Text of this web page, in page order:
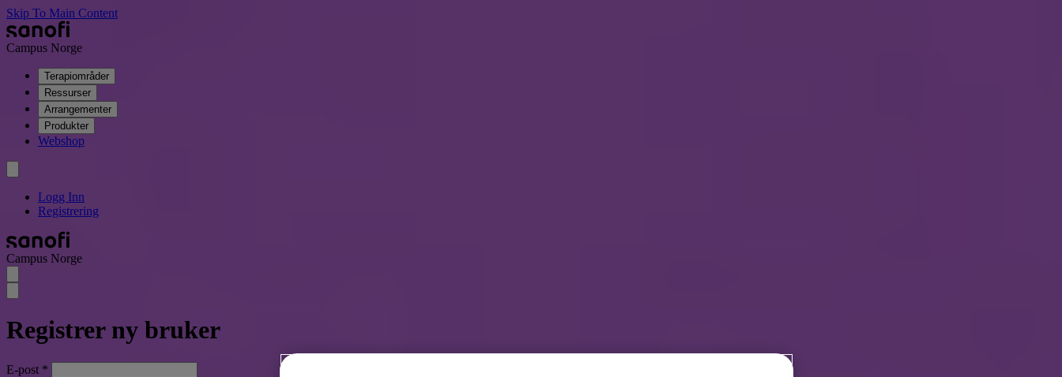
Skip To Main Content
Campus Norge
Terapiområder
Ressurser
Arrangementer
Produkter
Webshop
Logg Inn
Registrering
Campus Norge
Registrer ny bruker
E-post *